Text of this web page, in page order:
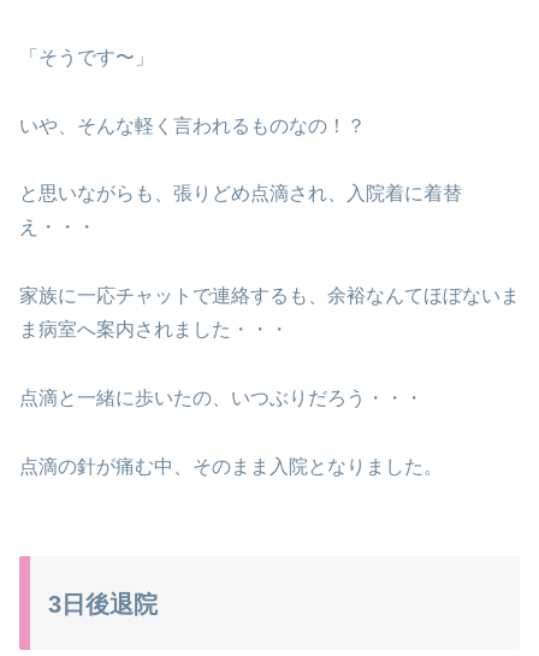
「そうです〜」
いや、そんな軽く言われるものなの！？
と思いながらも、張りどめ点滴され、入院着に着替
え・・・
家族に一応チャットで連絡するも、余裕なんてほぼないま
ま病室へ案内されました・・・
点滴と一緒に歩いたの、いつぶりだろう・・・
点滴の針が痛む中、そのまま入院となりました。
3日後退院